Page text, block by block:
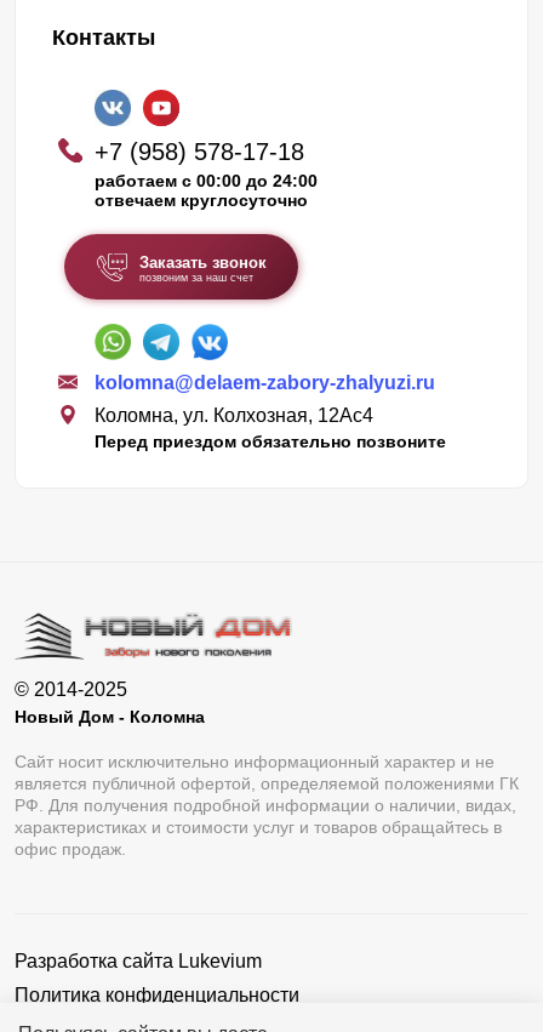
Контакты
+7 (958) 578-17-18
работаем с 00:00 до 24:00
отвечаем круглосуточно
Заказать звонок
позвоним за наш счет
kolomna@delaem-zabory-zhalyuzi.ru
Коломна, ул. Колхозная, 12Ас4
Перед приездом обязательно позвоните
© 2014-2025
Новый Дом - Коломна
Сайт носит исключительно информационный характер и не
является публичной офертой, определяемой положениями ГК
РФ. Для получения подробной информации о наличии, видах,
характеристиках и стоимости услуг и товаров обращайтесь в
офис продаж.
Разработка сайта Lukevium
Политика конфиденциальности
Пользовательское соглашение